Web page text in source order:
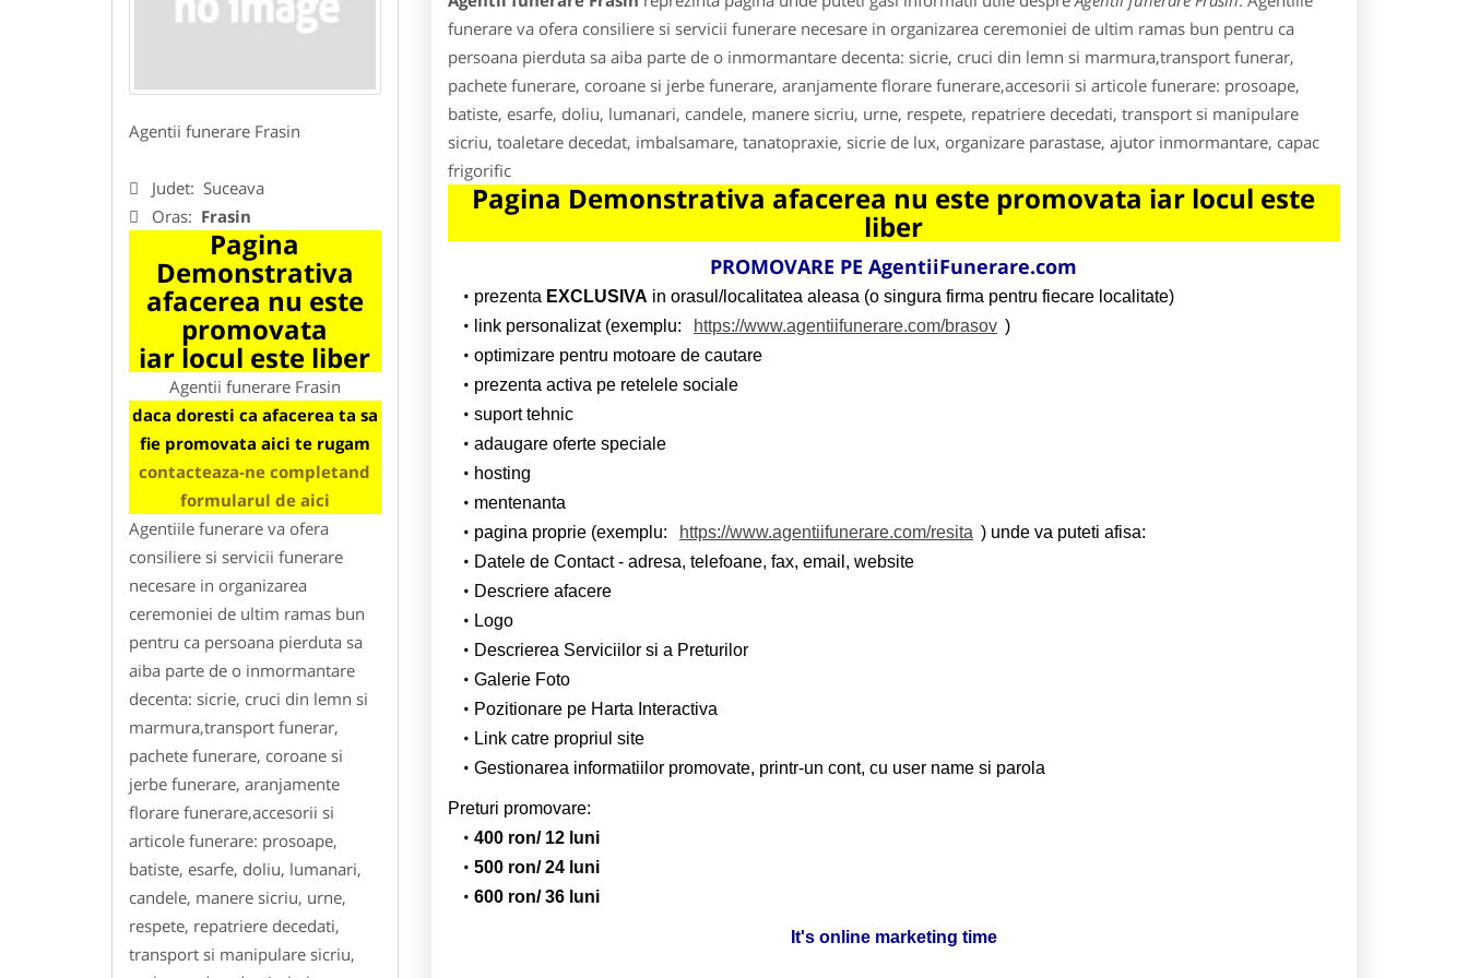
Agentii funerare Frasin
Judet: Suceava
Oras: Frasin
Pagina
Demonstrativa
afacerea nu este
promovata
iar locul este liber
Agentii funerare Frasin
daca doresti ca afacerea ta sa
fie promovata aici te rugam
contacteaza-ne completand
formularul de aici
Agentiile funerare va ofera
consiliere si servicii funerare
necesare in organizarea
ceremoniei de ultim ramas bun
pentru ca persoana pierduta sa
aiba parte de o inmormantare
decenta: sicrie, cruci din lemn si
marmura,transport funerar,
pachete funerare, coroane si
jerbe funerare, aranjamente
florare funerare,accesorii si
articole funerare: prosoape,
batiste, esarfe, doliu, lumanari,
candele, manere sicriu, urne,
respete, repatriere decedati,
transport si manipulare sicriu,
funerare va ofera consiliere si servicii funerare necesare in organizarea ceremoniei de ultim ramas bun pentru ca
persoana pierduta sa aiba parte de o inmormantare decenta: sicrie, cruci din lemn si marmura,transport funerar,
pachete funerare, coroane si jerbe funerare, aranjamente florare funerare,accesorii si articole funerare: prosoape,
batiste, esarfe, doliu, lumanari, candele, manere sicriu, urne, respete, repatriere decedati, transport si manipulare
sicriu, toaletare decedat, imbalsamare, tanatopraxie, sicrie de lux, organizare parastase, ajutor inmormantare, capac
frigorific
Pagina Demonstrativa afacerea nu este promovata iar locul este
liber
PROMOVARE PE AgentiiFunerare.com
prezenta EXCLUSIVA in orasul/localitatea aleasa (o singura firma pentru fiecare localitate)
link personalizat (exemplu:
https://www.agentiifunerare.com/brasov )
optimizare pentru motoare de cautare
prezenta activa pe retelele sociale
suport tehnic
adaugare oferte speciale
hosting
mentenanta
pagina proprie (exemplu:
https://www.agentiifunerare.com/resita ) unde va puteti afisa:
Datele de Contact - adresa, telefoane, fax, email, website
Descriere afacere
Logo
Descrierea Serviciilor si a Preturilor
Galerie Foto
Pozitionare pe Harta Interactiva
Link catre propriul site
Gestionarea informatiilor promovate, printr-un cont, cu user name si parola
Preturi promovare:
400 ron/ 12 luni
500 ron/ 24 luni
600 ron/ 36 luni
It's online marketing time